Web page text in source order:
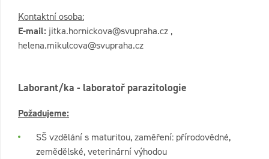
Kontaktní osoba:
E-mail: jitka.hornickova@svupraha.cz ,
helena.mikulcova@svupraha.cz
Laborant/ka - laboratoř parazitologie
Požadujeme:
SŠ vzdělání s maturitou, zaměření: přírodovědné,
zemědělské, veterinární výhodou